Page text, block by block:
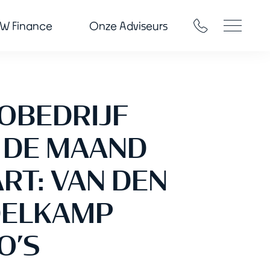
Finance Onze Adviseurs
MAAND
VAN DEN